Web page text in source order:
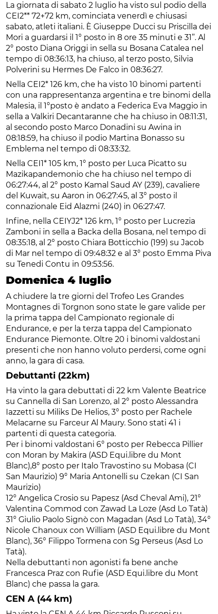
La giornata di sabato 2 luglio ha visto sul podio della
CEI2** 72+72 km, cominciata venerdì e chiusasi
sabato, atleti italiani. È Giuseppe Ducci su Priscilla dei
Mori a guardarsi il 1° posto in 8 ore 35 minuti e 31’’. Al
2° posto Diana Origgi in sella su Bosana Catalea nel
tempo di 08:36:13, ha chiuso, al terzo posto, Silvia
Polverini su Hermes De Falco in 08:36:27.
Nella CEI2* 126 km, che ha visto 10 binomi partenti
con una rappresentanza argentina e tre binomi della
Malesia, il 1°posto è andato a Federica Eva Maggio in
sella a Valkiri Decantaranne che ha chiuso in 08:11:31,
al secondo posto Marco Donadini su Awina in
08:18:59, ha chiuso il podio Martina Bonasso su
Emblema nel tempo di 08:33:32.
Nella CEI1* 105 km, 1° posto per Luca Picatto su
Mazikapandemonio che ha chiuso nel tempo di
06:27:44, al 2° posto Kamal Saud AY (239), cavaliere
del Kuwait, su Aaron in 06:27:45, al 3° posto il
connazionale Eid Alazmi (240) in 06:27:47.
Infine, nella CEIYJ2* 126 km, 1° posto per Lucrezia
Zamboni in sella a Backa della Bosana, nel tempo di
08:35:18, al 2° posto Chiara Botticchio (199) su Jacob
di Mar nel tempo di 09:48:32 e al 3° posto Emma Piva
su Tenedi Contu in 09:53:56.
Domenica 4 luglio
A chiudere la tre giorni del Trofeo Les Grandes
Montagnes di Torgnon sono state le gare valide per
la prima tappa del Campionato regionale di
Endurance, e per la terza tappa del Campionato
Endurance Piemonte. Oltre 20 i binomi valdostani
presenti che non hanno voluto perdersi, come ogni
anno, la gara di casa.
Debuttanti (22km)
Ha vinto la gara debuttati di 22 km Valente Beatrice
su Cannella di San Lorenzo, al 2° posto Alessandra
Iazzetti su Miliks De Helios, 3° posto per Rachele
Melacarne su Farceur Al Maury. Sono stati 41 i
partenti di questa categoria.
Per i binomi valdostani 6° posto per Rebecca Pillier
con Moran by Makira (ASD Equi.libre du Mont
Blanc),8° posto per Italo Travostino su Mobasa (CI
San Maurizio) 9° Maria Antonelli su Czekan (CI San
Maurizio)
12° Angelica Crosio su Papesz (Asd Cheval Ami), 21°
Valentina Commod con Zawad La Loze (Asd Lo Tatà)
31° Giulio Paolo Signò con Magadan (Asd Lo Tatà), 34°
Nicole Chanoux con William (ASD Equi.libre du Mont
Blanc), 36° Filippo Tormena con Sg Perseus (Asd Lo
Tatà).
Nella debuttanti non agonisti fa bene anche
Francesca Praz con Rufie (ASD Equi.libre du Mont
Blanc) che passa la gara.
CEN A (44 km)